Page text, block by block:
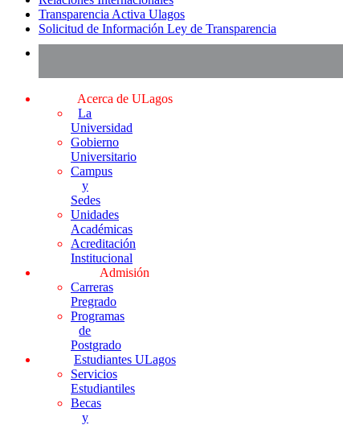
Transparencia Activa Ulagos
Solicitud de Información Ley de Transparencia
Acerca de ULagos
La
Universidad
Gobierno
Universitario
Campus
y
Sedes
Unidades
Académicas
Acreditación
Institucional
Admisión
Carreras
Pregrado
Programas
de
Postgrado
Estudiantes ULagos
Servicios
Estudiantiles
Becas
y